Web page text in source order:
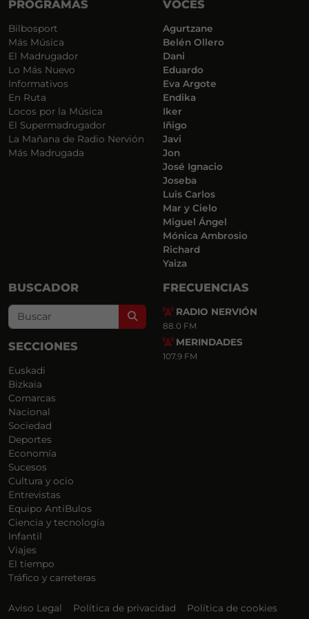
PROGRAMAS
Bilbosport
Más Música
El Madrugador
Lo Más Nuevo
Informativos
En Ruta
Locos por la Música
El Supermadrugador
La Mañana de Radio Nervión
Más Madrugada
VOCES
Agurtzane
Belén Ollero
Dani
Eduardo
Eva Argote
Endika
Iker
Iñigo
Javi
Jon
José Ignacio
Joseba
Luis Carlos
Mar y Cielo
Miguel Ángel
Mónica Ambrosio
Richard
Yaiza
BUSCADOR
Search
SECCIONES
Euskadi
Bizkaia
Comarcas
Nacional
Sociedad
Deportes
Economía
Sucesos
Cultura y ocio
Entrevistas
Equipo AntiBulos
Ciencia y tecnología
Infantil
Viajes
El tiempo
Tráfico y carreteras
FRECUENCIAS
RADIO NERVIÓN
88.0 FM
MERINDADES
107.9 FM
Aviso Legal Política de privacidad Política de cookies